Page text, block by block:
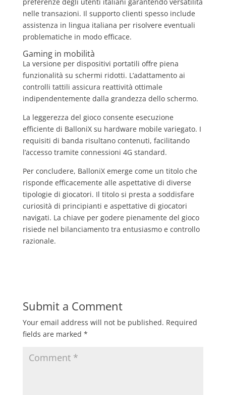
nelle transazioni. Il supporto clienti spesso include
assistenza in lingua italiana per risolvere eventuali
problematiche in modo efficace.
Gaming in mobilità
La versione per dispositivi portatili offre piena
funzionalità su schermi ridotti. L’adattamento ai
controlli tattili assicura reattività ottimale
indipendentemente dalla grandezza dello schermo.
La leggerezza del gioco consente esecuzione
efficiente di BalloniX su hardware mobile variegato. I
requisiti di banda risultano contenuti, facilitando
l’accesso tramite connessioni 4G standard.
Per concludere, BalloniX emerge come un titolo che
risponde efficacemente alle aspettative di diverse
tipologie di giocatori. Il titolo si presta a soddisfare
curiosità di principianti e aspettative di giocatori
navigati. La chiave per godere pienamente del gioco
risiede nel bilanciamento tra entusiasmo e controllo
razionale.
Submit a Comment
Your email address will not be published. Required
fields are marked *